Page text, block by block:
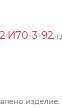
И70-3-92,
изделие.